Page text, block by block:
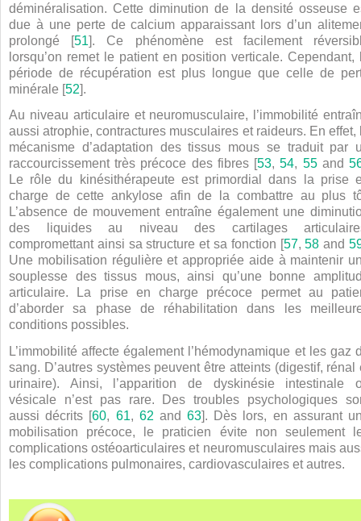
déminéralisation. Cette diminution de la densité osseuse
due à une perte de calcium apparaissant lors d’un
prolongé [51]. Ce phénomène est facilement
lorsqu’on remet le patient en position verticale. Cependant,
période de récupération est plus longue que celle de
minérale [52].
Au niveau articulaire et neuromusculaire, l’immobilité
aussi atrophie, contractures musculaires et raideurs. En effet,
mécanisme d’adaptation des tissus mous se traduit par
raccourcissement très précoce des fibres [53,54, 55and
Le rôle du kinésithérapeute est primordial dans la prise
charge de cette ankylose afin de la combattre au plus
L’absence de mouvement entraîne également une
des liquides au niveau des cartilages
compromettant ainsi sa structure et sa fonction [57,58 and
Une mobilisation régulière et appropriée aide à maintenir
souplesse des tissus mous, ainsi qu’une bonne
articulaire. La prise en charge précoce permet au
d’aborder sa phase de réhabilitation dans les
conditions possibles.
L’immobilité affecte également l’hémodynamique et les gaz
sang. D’autres systèmes peuvent être atteints (digestif, rénal
urinaire). Ainsi, l’apparition de dyskinésie intestinale
vésicale n’est pas rare. Des troubles psychologiques
aussi décrits [60, 61, 62 and63]. Dès lors, en assurant
mobilisation précoce, le praticien évite non seulement
complications ostéoarticulaires et neuromusculaires mais
les complications pulmonaires, cardiovasculaires et autres.